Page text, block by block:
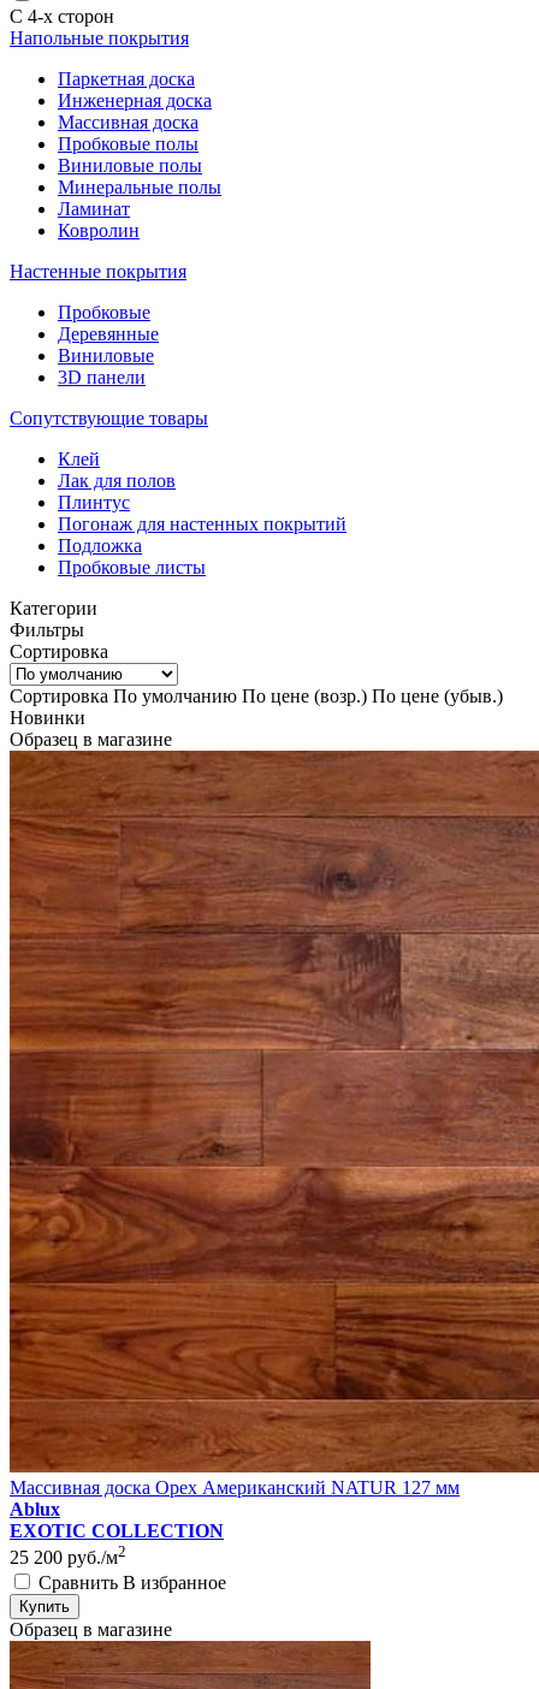
С 4-х сторон
Напольные покрытия
Паркетная доска
Инженерная доска
Массивная доска
Пробковые полы
Виниловые полы
Минеральные полы
Ламинат
Ковролин
Настенные покрытия
Пробковые
Деревянные
Виниловые
3D панели
Сопутствующие товары
Клей
Лак для полов
Плинтус
Погонаж для настенных покрытий
Подложка
Пробковые листы
Категории
Фильтры
Сортировка
Сортировка По умолчанию По цене (возр.) По цене (убыв.)
Новинки
Образец в магазине
Массивная доска Орех Американский NATUR 127 мм
Ablux
EXOTIC COLLECTION
25 200 руб./м2
Сравнить В избранное
Купить
Образец в магазине